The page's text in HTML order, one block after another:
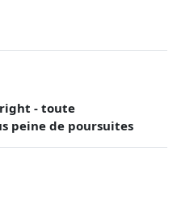
- toute
peine de poursuites